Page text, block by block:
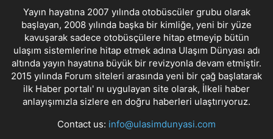
Yayın hayatına 2007 yılında otobüscüler grubu olarak
başlayan, 2008 yılında başka bir kimliğe, yeni bir yüze
kavuşarak sadece otobüsçülere hitap etmeyip bütün
ulaşım sistemlerine hitap etmek adına Ulaşım Dünyası adı
altında yayın hayatına büyük bir revizyonla devam etmiştir.
2015 yılında Forum siteleri arasında yeni bir çağ başlatarak
ilk Haber portalı' nı uygulayan site olarak, İlkeli haber
anlayışımızla sizlere en doğru haberleri ulaştırıyoruz.
Contact us: info@ulasimdunyasi.com